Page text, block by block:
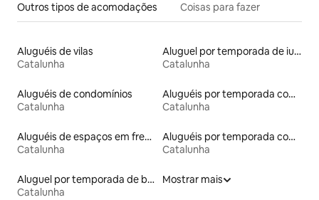
Outros tipos de acomodações Coisas para fazer
Aluguéis de vilas
Catalunha
Aluguel por temporada de iurtas
Catalunha
Aluguéis de condomínios
Catalunha
Aluguéis por temporada com café da manhã
Catalunha
Aluguéis de espaços em frente à praia
Catalunha
Aluguéis por temporada com banheira de hidromassagem
Catalunha
Aluguel por temporada de barcos
Catalunha
Mostrar mais